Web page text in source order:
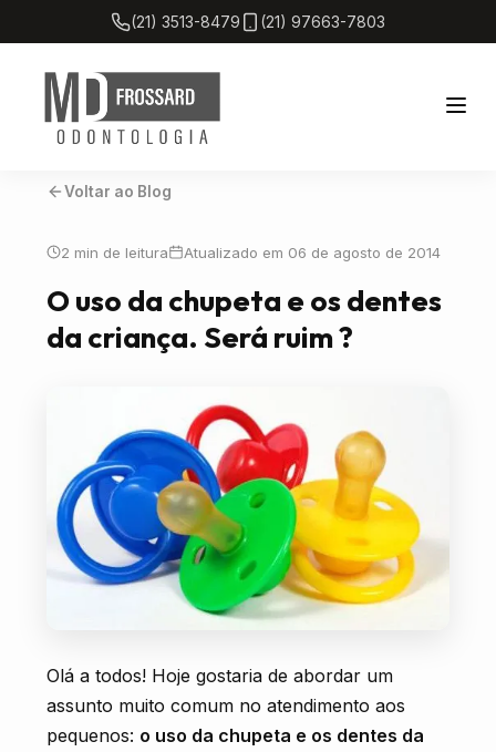
(21) 3513-8479 (21) 97663-7803
Home
Tratamentos
Localização
AGENDE SUA CONSULTA
Voltar ao Blog
2 min de leitura Atualizado em 06 de agosto de 2014
O uso da chupeta e os dentes
da criança. Será ruim ?
Olá a todos! Hoje gostaria de abordar um
assunto muito comum no atendimento aos
pequenos: o uso da chupeta e os dentes da